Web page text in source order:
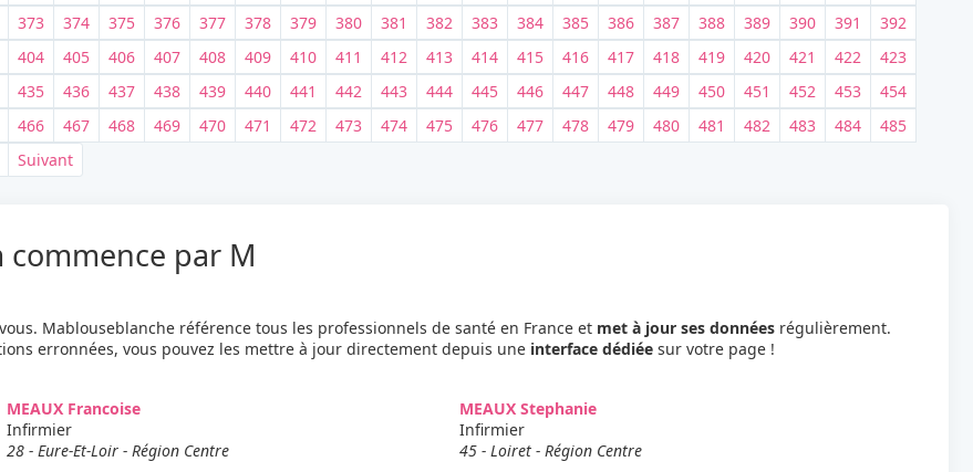
373 374 375 376 377 378 379 380 381 382 383 384 385 386 387 388 389 390 391
392
404 405 406 407 408 409 410 411 412 413 414 415 416 417 418 419 420 421 422
423
435 436 437 438 439 440 441 442 443 444 445 446 447 448 449 450 451 452 453
454
466 467 468 469 470 471 472 473 474 475 476 477 478 479 480 481 482 483 484
485
Suivant
par M
Mablouseblanche référence tous les professionnels de santé en France et met à jour ses donnéesrégulièrement.
erronnées, vous pouvez les mettre à jour directement depuis une interface dédiéesur votre page !
MEAUX Francoise
Infirmier
28 - Eure-Et-Loir - Région Centre
MEAUX Stephanie
Infirmier
45 - Loiret - Région Centre